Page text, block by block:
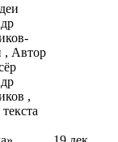
, Автор
,